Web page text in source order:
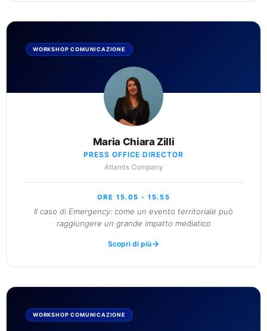
WORKSHOP COMUNICAZIONE
Maria Chiara Zilli
PRESS OFFICE DIRECTOR
Atlantis Company
ORE 15.05 - 15.55
Il caso di Emergency: come un evento territoriale può
raggiungere un grande impatto mediatico
Scopri di più
WORKSHOP COMUNICAZIONE